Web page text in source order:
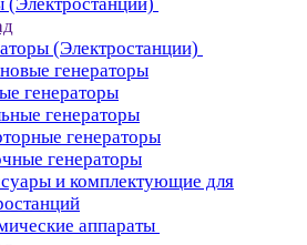
(Электростанции)
генераторы
генераторы
генераторы
генераторы
генераторы
и комплектующие для
аппараты